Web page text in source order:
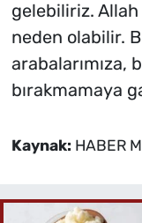
gelebiliriz.
neden olabilir.
arabalarımıza,
bırakmamaya
Kaynak: HABER